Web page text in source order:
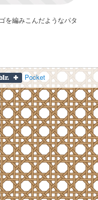
を編みこんだようなパタ
Pocket